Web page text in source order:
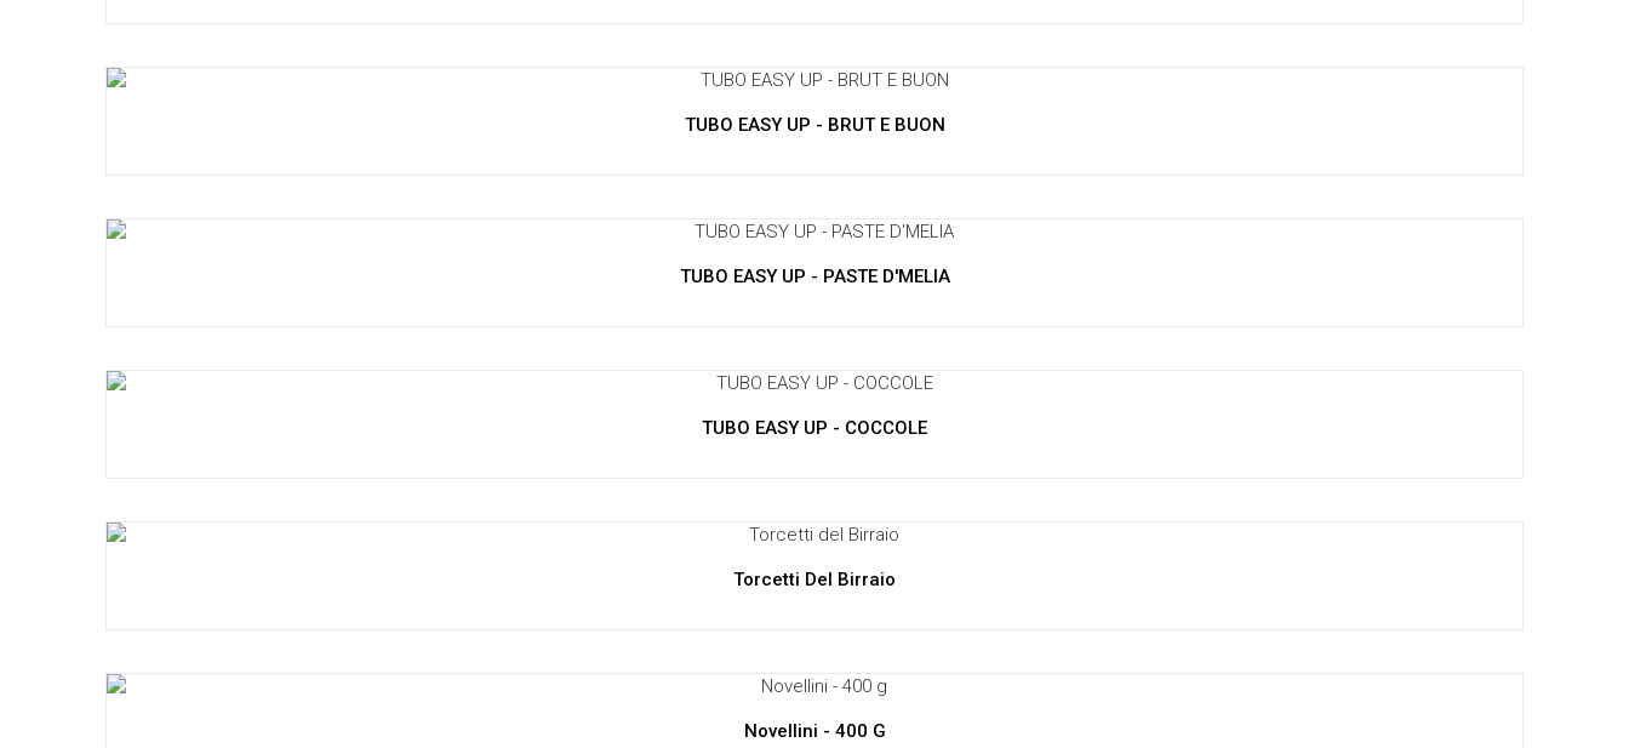
TUBO EASY UP - BRUT E BUON
TUBO EASY UP - PASTE D'MELIA
TUBO EASY UP - COCCOLE
Torcetti Del Birraio
Novellini - 400 G